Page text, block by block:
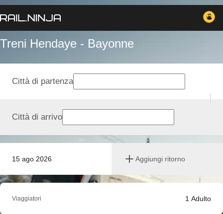
Treni Hendaye - Bayonne
15 ago 2026 Aggiungi ritorno
Città di partenza
Città di arrivo
Viaggiatori 1 Adulto